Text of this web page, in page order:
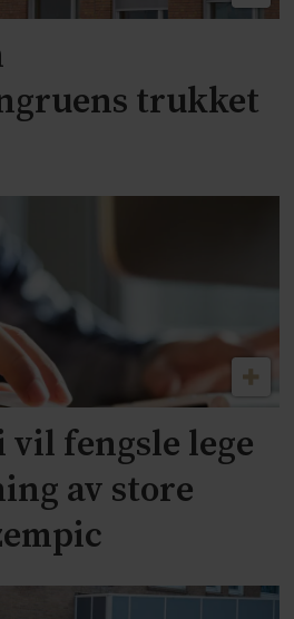
trukket
fengsle lege
av store